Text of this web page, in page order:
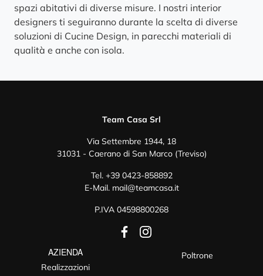
spazi abitativi di diverse misure. I nostri interior
designers ti seguiranno durante la scelta di diverse
soluzioni di Cucine Design, in parecchi materiali di
qualità e anche con isola.
Team Casa Srl
Via Settembre 1944, 18
31031 - Caerano di San Marco (Treviso)
Tel. +39 0423-858892
E-Mail. mail@teamcasa.it
P.IVA 04598800268
AZIENDA
Realizzazioni
Poltrone